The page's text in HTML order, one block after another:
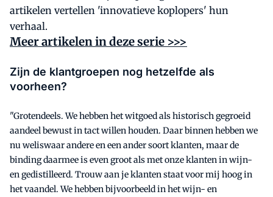
artikelen vertellen 'innovatieve koplopers' hun
verhaal.
Meer artikelen in deze serie >>>
Zijn de klantgroepen nog hetzelfde als
voorheen?
"Grotendeels. We hebben het witgoed als historisch gegroeid
aandeel bewust in tact willen houden. Daar binnen hebben we
nu weliswaar andere en een ander soort klanten, maar de
binding daarmee is even groot als met onze klanten in wijn-
en gedistilleerd. Trouw aan je klanten staat voor mij hoog in
het vaandel. We hebben bijvoorbeeld in het wijn- en